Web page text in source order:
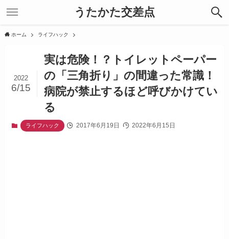
うたかた交差点
ホーム ライフハック
実は危険！？トイレットペーパー
の「三角折り」の間違った常識！
病院が禁止するほど呼びかけてい
る
2022
6/15
ライフハック 2017年6月19日 2022年6月15日